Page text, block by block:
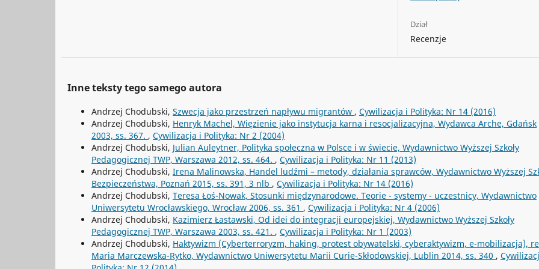
Dział
Recenzje
Inne teksty tego samego autora
Andrzej Chodubski, Szwecja jako przestrzeń napływu migrantów , Cywilizacja i Polityka: Nr 14 (2016)
Andrzej Chodubski, Henryk Machel, Więzienie jako instytucja karna i resocjalizacyjna, Wydawca Arche, Gdańsk
2003, ss. 367. , Cywilizacja i Polityka: Nr 2 (2004)
Andrzej Chodubski, Julian Auleytner, Polityka społeczna w Polsce i w świecie, Wydawnictwo Wyższej Szkoły
Pedagogicznej TWP, Warszawa 2012, ss. 464. , Cywilizacja i Polityka: Nr 11 (2013)
Andrzej Chodubski, Irena Malinowska, Handel ludźmi – metody, działania sprawców, Wydawnictwo Wyższej
Bezpieczeństwa, Poznań 2015, ss. 391, 3 nlb , Cywilizacja i Polityka: Nr 14 (2016)
Andrzej Chodubski, Teresa Łoś-Nowak, Stosunki międzynarodowe. Teorie - systemy - uczestnicy, Wydawnictwo
Uniwersytetu Wrocławskiego, Wrocław 2006, ss. 361 , Cywilizacja i Polityka: Nr 4 (2006)
Andrzej Chodubski, Kazimierz Łastawski, Od idei do integracji europejskiej, Wydawnictwo Wyższej Szkoły
Pedagogicznej TWP, Warszawa 2003, ss. 421. , Cywilizacja i Polityka: Nr 1 (2003)
Andrzej Chodubski, Haktywizm (Cyberterroryzm, haking, protest obywatelski, cyberaktywizm, e-mobilizacja),
Maria Marczewska-Rytko, Wydawnictwo Uniwersytetu Marii Curie-Skłodowskiej, Lublin 2014, ss. 340 ,